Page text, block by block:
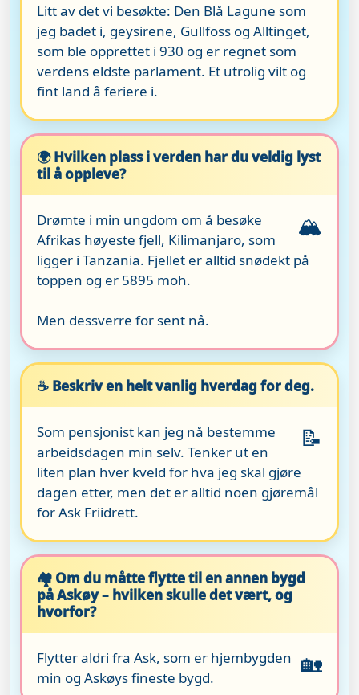
Litt av det vi besøkte: Den Blå Lagune som
jeg badet i, geysirene, Gullfoss og Alltinget,
som ble opprettet i 930 og er regnet som
verdens eldste parlament. Et utrolig vilt og
fint land å feriere i.
🌍 Hvilken plass i verden har du veldig lyst
til å oppleve?
🏔️
Drømte i min ungdom om å besøke
Afrikas høyeste fjell, Kilimanjaro, som
ligger i Tanzania. Fjellet er alltid snødekt på
toppen og er 5895 moh.
Men dessverre for sent nå.
☕ Beskriv en helt vanlig hverdag for deg.
📝
Som pensjonist kan jeg nå bestemme
arbeidsdagen min selv. Tenker ut en
liten plan hver kveld for hva jeg skal gjøre
dagen etter, men det er alltid noen gjøremål
for Ask Friidrett.
🏘️ Om du måtte flytte til en annen bygd
på Askøy – hvilken skulle det vært, og
hvorfor?
🏡
Flytter aldri fra Ask, som er hjembygden
min og Askøys fineste bygd.